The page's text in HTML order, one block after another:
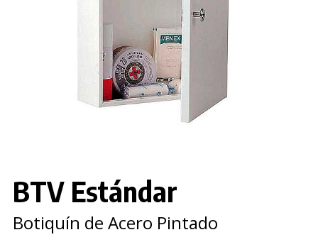
BTV Estándar
Botiquín de Acero Pintado